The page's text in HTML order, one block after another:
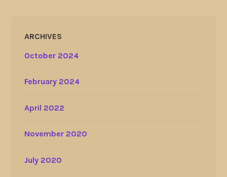
ARCHIVES
October 2024
February 2024
April 2022
November 2020
July 2020